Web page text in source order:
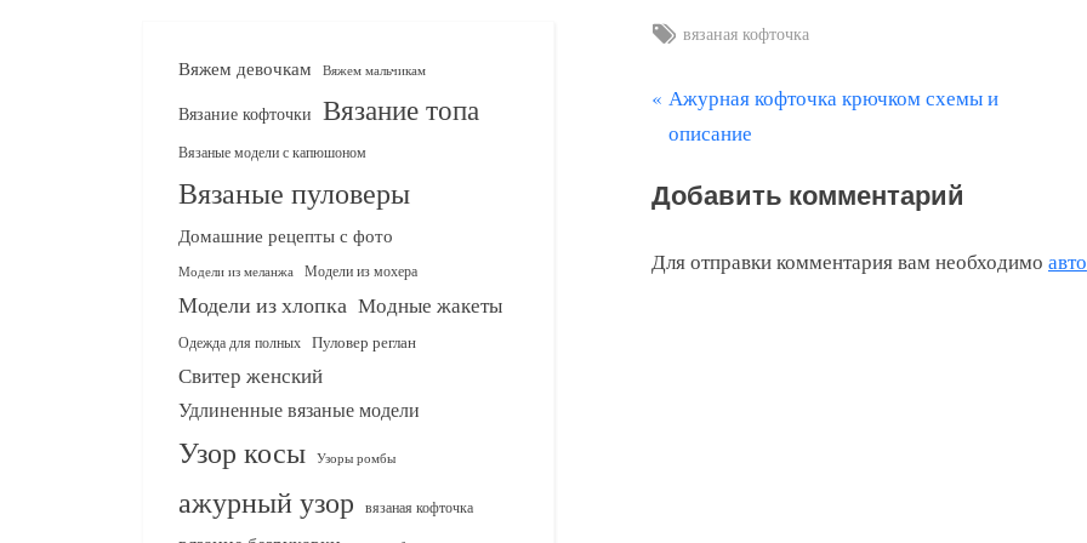
Tags:
вязаная кофточка
Навигация
записям
П
р
д
д
Ажурная кофточка крючком схемы и
описание
Добавить комментарий
Для отправки комментария вам необходимо
Вяжем девочкам Вяжем мальчикам
Вязание кофточки Вязание топа
Вязаные модели с капюшоном
Вязаные пуловеры
Домашние рецепты с фото
Модели из меланжа Модели из мохера
Модели из хлопка Модные жакеты
Одежда для полных Пуловер реглан
Свитер женский
Удлиненные вязаные модели
Узор косы Узоры ромбы
ажурный узор вязаная кофточка